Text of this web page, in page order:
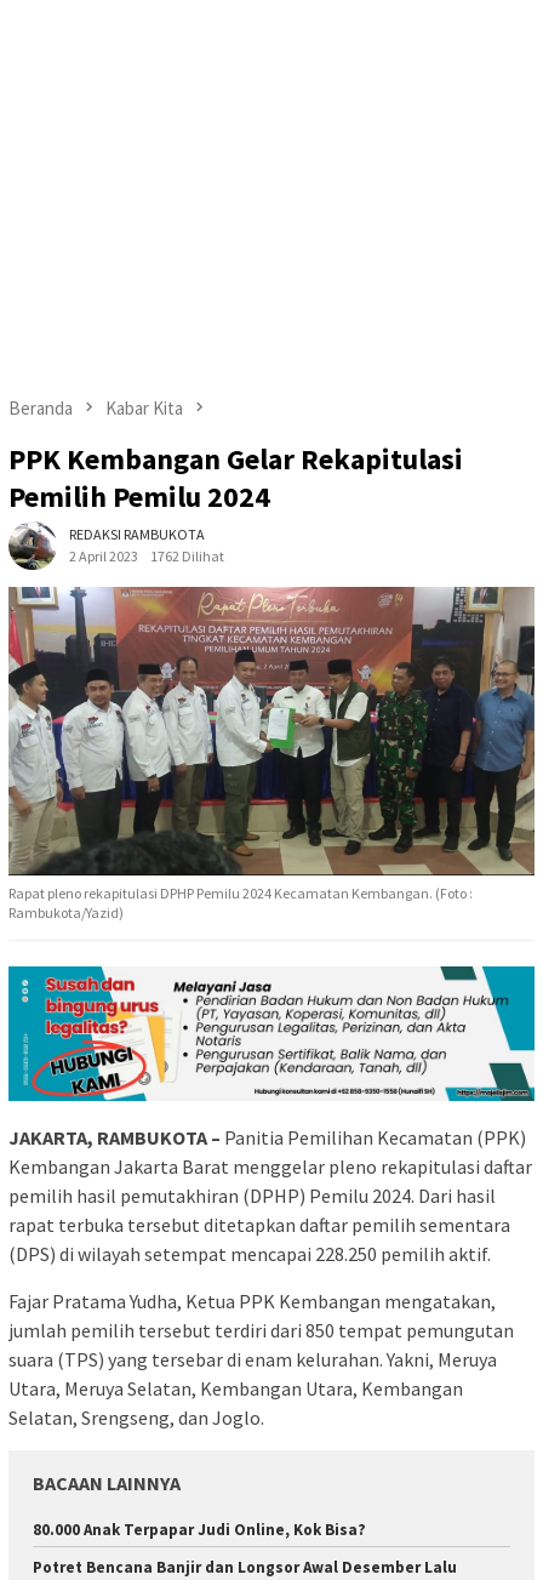
Beranda Kabar Kita
PPK Kembangan Gelar Rekapitulasi
Pemilih Pemilu 2024
REDAKSI RAMBUKOTA
2 April 2023
1762 Dilihat
Rapat pleno rekapitulasi DPHP Pemilu 2024 Kecamatan Kembangan. (Foto :
Rambukota/Yazid)
JAKARTA, RAMBUKOTA – Panitia Pemilihan Kecamatan (PPK)
Kembangan Jakarta Barat menggelar pleno rekapitulasi daftar
pemilih hasil pemutakhiran (DPHP) Pemilu 2024. Dari hasil
rapat terbuka tersebut ditetapkan daftar pemilih sementara
(DPS) di wilayah setempat mencapai 228.250 pemilih aktif.
Fajar Pratama Yudha, Ketua PPK Kembangan mengatakan,
jumlah pemilih tersebut terdiri dari 850 tempat pemungutan
suara (TPS) yang tersebar di enam kelurahan. Yakni, Meruya
Utara, Meruya Selatan, Kembangan Utara, Kembangan
Selatan, Srengseng, dan Joglo.
BACAAN LAINNYA
80.000 Anak Terpapar Judi Online, Kok Bisa?
Potret Bencana Banjir dan Longsor Awal Desember Lalu